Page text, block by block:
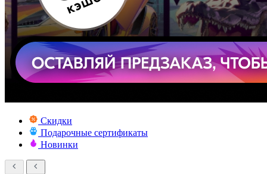
Скидки
Подарочные сертификаты
Новинки